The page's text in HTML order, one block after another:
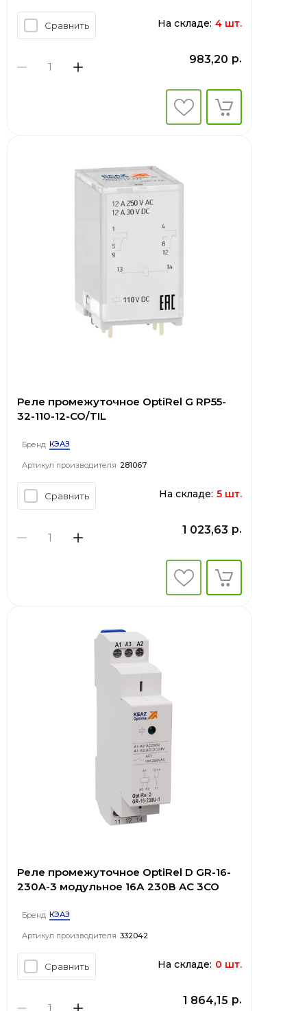
Сравнить На складе: 4 шт.
983,20 р.
Реле промежуточное OptiRel G RP55-
32-110-12-CO/TIL
Бренд КЭАЗ
Артикул производителя 281067
Сравнить На складе: 5 шт.
1 023,63 р.
Реле промежуточное OptiRel D GR-16-
230A-3 модульное 16А 230В AC 3СО
Бренд КЭАЗ
Артикул производителя 332042
Сравнить На складе: 0 шт.
1 864,15 р.